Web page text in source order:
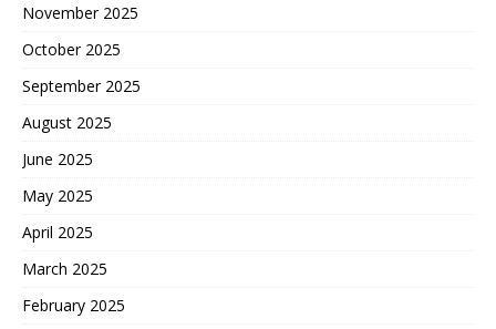
November 2025
October 2025
September 2025
August 2025
June 2025
May 2025
April 2025
March 2025
February 2025